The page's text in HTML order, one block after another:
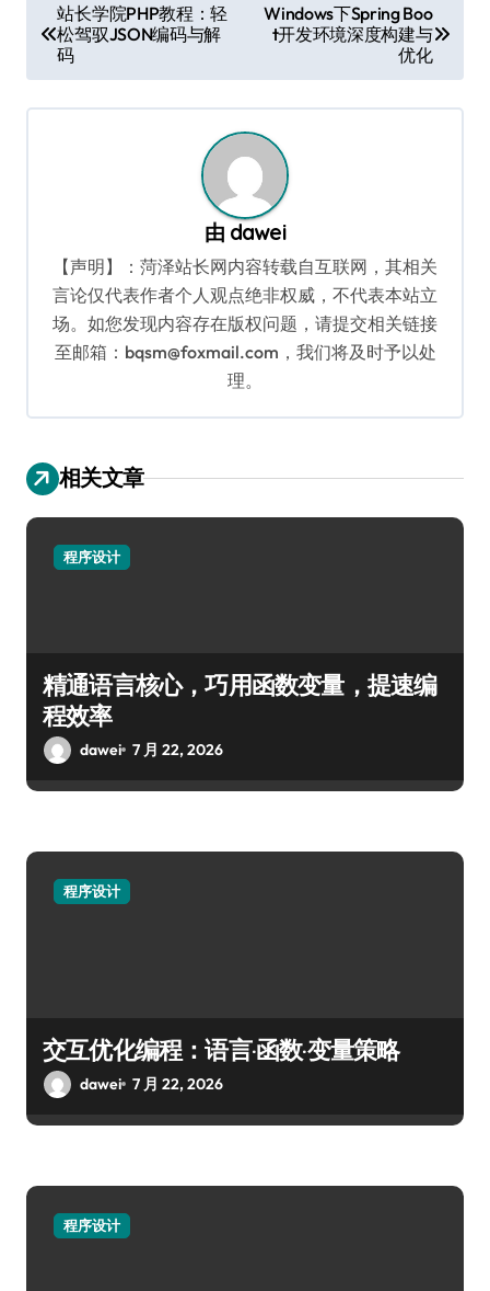
章
导
航
站长学院PHP教程：轻
松驾驭JSON编码与解
码
Windows下Spring Boo
t开发环境深度构建与
优化
由 dawei
【声明】：菏泽站长网内容转载自互联网，其相关
言论仅代表作者个人观点绝非权威，不代表本站立
场。如您发现内容存在版权问题，请提交相关链接
至邮箱：bqsm@foxmail.com，我们将及时予以处
理。
相关文章
程序设计
精通语言核心，巧用函数变量，提速编
程效率
dawei 7 月 22, 2026
程序设计
交互优化编程：语言·函数·变量策略
dawei 7 月 22, 2026
程序设计